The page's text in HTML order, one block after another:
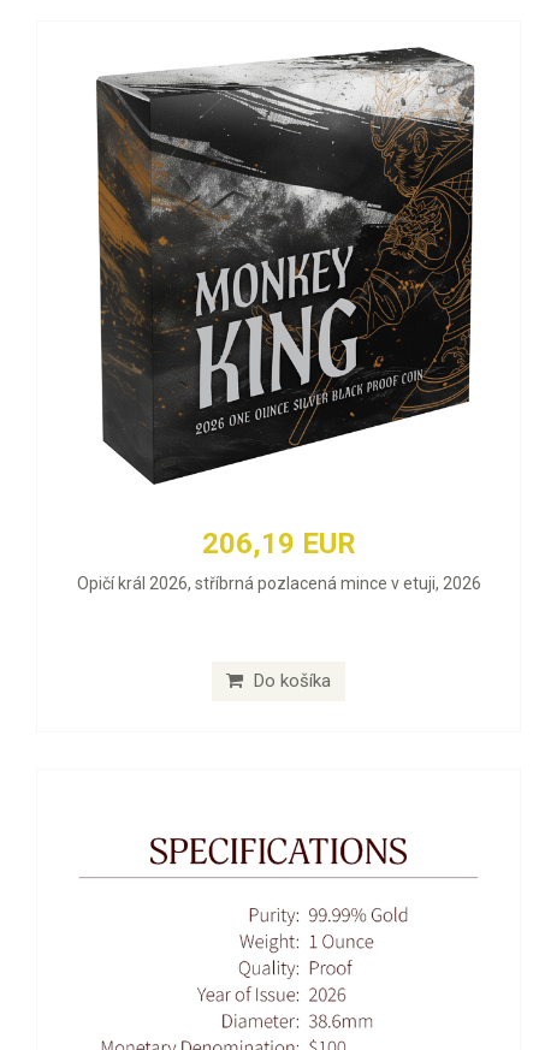
206,19 EUR
Opičí král 2026, stříbrná pozlacená mince v etuji, 2026
Do košíka